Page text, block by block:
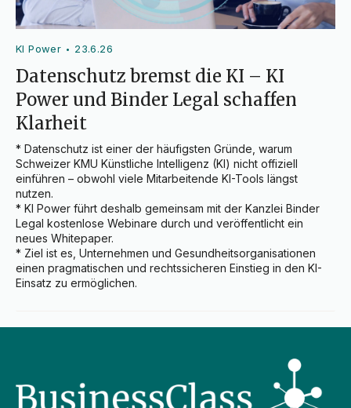
KI Power • 23.6.26
Datenschutz bremst die KI – KI
Power und Binder Legal schaffen
Klarheit
* Datenschutz ist einer der häufigsten Gründe, warum
Schweizer KMU Künstliche Intelligenz (KI) nicht offiziell
einführen – obwohl viele Mitarbeitende KI-Tools längst
nutzen.
* KI Power führt deshalb gemeinsam mit der Kanzlei Binder
Legal kostenlose Webinare durch und veröffentlicht ein
neues Whitepaper.
* Ziel ist es, Unternehmen und Gesundheitsorganisationen
einen pragmatischen und rechtssicheren Einstieg in den KI-
Einsatz zu ermöglichen.